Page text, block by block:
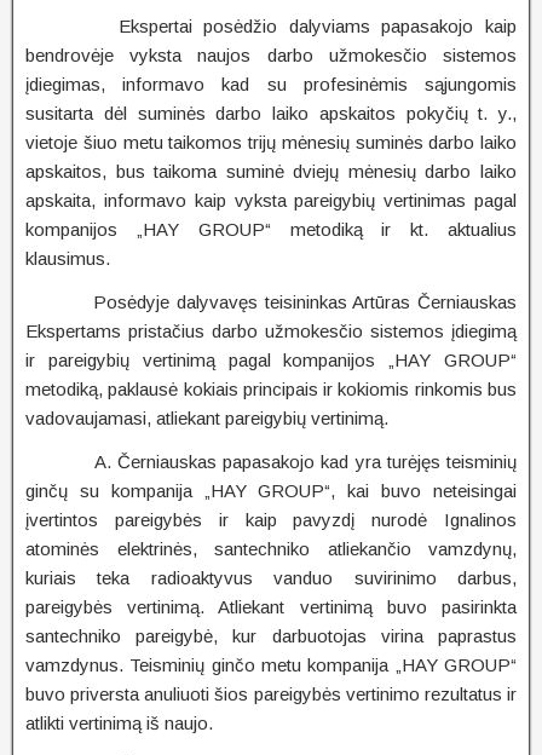
Ekspertai posėdžio dalyviams papasakojo kaip
bendrovėje vyksta naujos darbo užmokesčio sistemos
įdiegimas, informavo kad su profesinėmis sąjungomis
susitarta dėl suminės darbo laiko apskaitos pokyčių t. y.,
vietoje šiuo metu taikomos trijų mėnesių suminės darbo laiko
apskaitos, bus taikoma suminė dviejų mėnesių darbo laiko
apskaita, informavo kaip vyksta pareigybių vertinimas pagal
kompanijos „HAY GROUP“ metodiką ir kt. aktualius
klausimus.
Posėdyje dalyvavęs teisininkas Artūras Černiauskas
Ekspertams pristačius darbo užmokesčio sistemos įdiegimą
ir pareigybių vertinimą pagal kompanijos „HAY GROUP“
metodiką, paklausė kokiais principais ir kokiomis rinkomis bus
vadovaujamasi, atliekant pareigybių vertinimą.
A. Černiauskas papasakojo kad yra turėjęs teisminių
ginčų su kompanija „HAY GROUP“, kai buvo neteisingai
įvertintos pareigybės ir kaip pavyzdį nurodė Ignalinos
atominės elektrinės, santechniko atliekančio vamzdynų,
kuriais teka radioaktyvus vanduo suvirinimo darbus,
pareigybės vertinimą. Atliekant vertinimą buvo pasirinkta
santechniko pareigybė, kur darbuotojas virina paprastus
vamzdynus. Teisminių ginčo metu kompanija „HAY GROUP“
buvo priversta anuliuoti šios pareigybės vertinimo rezultatus ir
atlikti vertinimą iš naujo.